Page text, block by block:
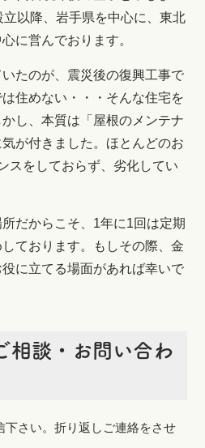
以降、岩手県を中心に、東北
に営んでおります。
たのが、震災後の復興工事で
住めない・・・そんな住宅を
し、本質は「屋根のメンテナ
が付きました。ほとんどのお
スをしておらず、劣化してい
だからこそ、1年に1回は定期
ております。もしその際、金
に立てる場面があれば幸いで
相談・お問い合わ
下さい。折り返しご連絡をさせ